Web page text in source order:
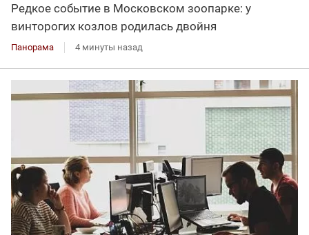
Редкое событие в Московском зоопарке: у
винторогих козлов родилась двойня
Панорама 4 минуты назад